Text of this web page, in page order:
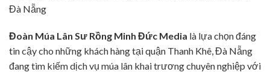
Đà Nẵng
Đoàn Múa Lân Sư Rồng Minh Đức Media là lựa chọn đáng
tin cậy cho những khách hàng tại quận Thanh Khê, Đà Nẵng
đang tìm kiếm dịch vụ múa lân khai trương chuyên nghiệp với